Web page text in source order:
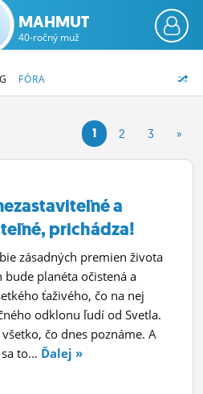
MAHMUT
40-ročný muž
FÓRA
1 2 3 »
a
prichádza!
zásadných premien života
bude planéta očistená a
ťaživého, čo na nej
odklonu ľudí od Svetla.
čo dnes poznáme. A
to... Ďalej »